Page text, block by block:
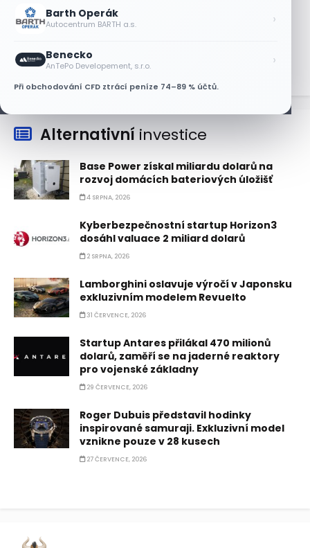
Barth Operák
Autocentrum BARTH a.s. ›
Benecko
AnTePo Developement, s.r.o. ›
Při obchodování CFD ztrácí peníze 74–89 % účtů.
Objednávky DoorDash vzrostly téměř o
28 %, akcie rostou
Alternativní investice
Base Power získal miliardu dolarů na
rozvoj domácích bateriových úložišť
4 SRPNA, 2026
Kyberbezpečnostní startup Horizon3
dosáhl valuace 2 miliard dolarů
2 SRPNA, 2026
Lamborghini oslavuje výročí v Japonsku
exkluzivním modelem Revuelto
31 ČERVENCE, 2026
Startup Antares přilákal 470 milionů
dolarů, zaměří se na jaderné reaktory
pro vojenské základny
29 ČERVENCE, 2026
Roger Dubuis představil hodinky
inspirované samuraji. Exkluzivní model
vznikne pouze v 28 kusech
27 ČERVENCE, 2026